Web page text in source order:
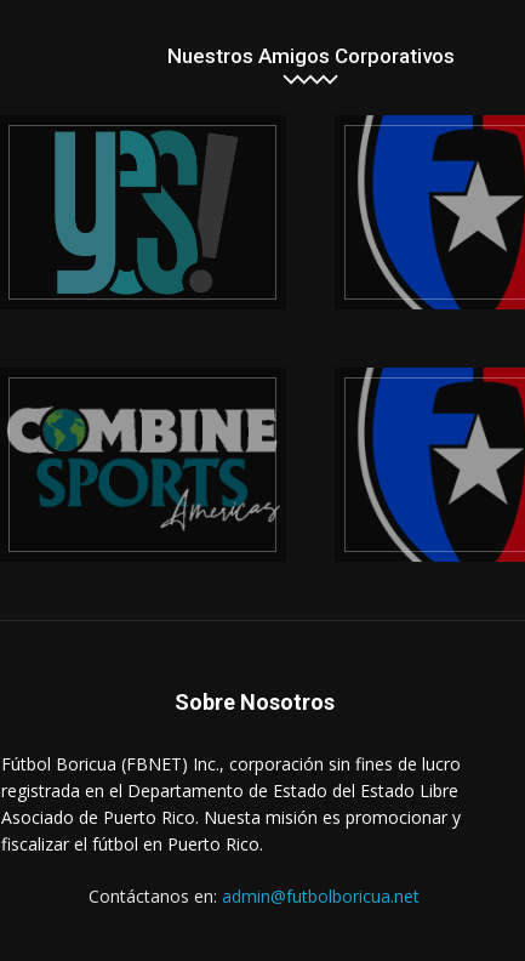
Nuestros Amigos Corporativos
Sobre Nosotros
Fútbol Boricua (FBNET) Inc., corporación sin fines de lucro
registrada en el Departamento de Estado del Estado Libre
Asociado de Puerto Rico. Nuesta misión es promocionar y
fiscalizar el fútbol en Puerto Rico.
Contáctanos en: admin@futbolboricua.net